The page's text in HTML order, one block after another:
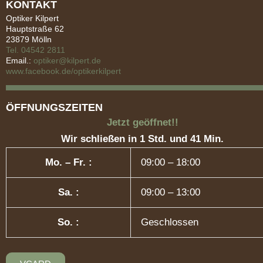
KONTAKT
Optiker Kilpert
Hauptstraße 62
23879 Mölln
Tel. 04542 2811
Email.: optiker@kilpert.de
www.facebook.de/optikerkilpert
ÖFFNUNGSZEITEN
Jetzt geöffnet!!
Wir schließen in 1 Std. und 41 Min.
Mo. – Fr. : 09:00 – 18:00
Sa. : 09:00 – 13:00
So. : Geschlossen